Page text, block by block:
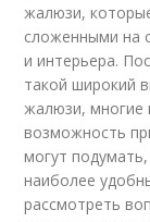
жалюзи,
сложенными на
и интерьера.
такой широкий
жалюзи, многие
возможность
могут
наиболее
рассмотреть